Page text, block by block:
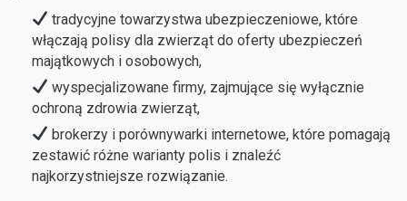
tradycyjne towarzystwa ubezpieczeniowe, które
włączają polisy dla zwierząt do oferty ubezpieczeń
majątkowych i osobowych,
wyspecjalizowane firmy, zajmujące się wyłącznie
ochroną zdrowia zwierząt,
brokerzy i porównywarki internetowe, które pomagają
zestawić różne warianty polis i znaleźć
najkorzystniejsze rozwiązanie.